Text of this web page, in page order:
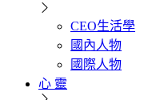
CEO生活學
國內人物
國際人物
心 靈